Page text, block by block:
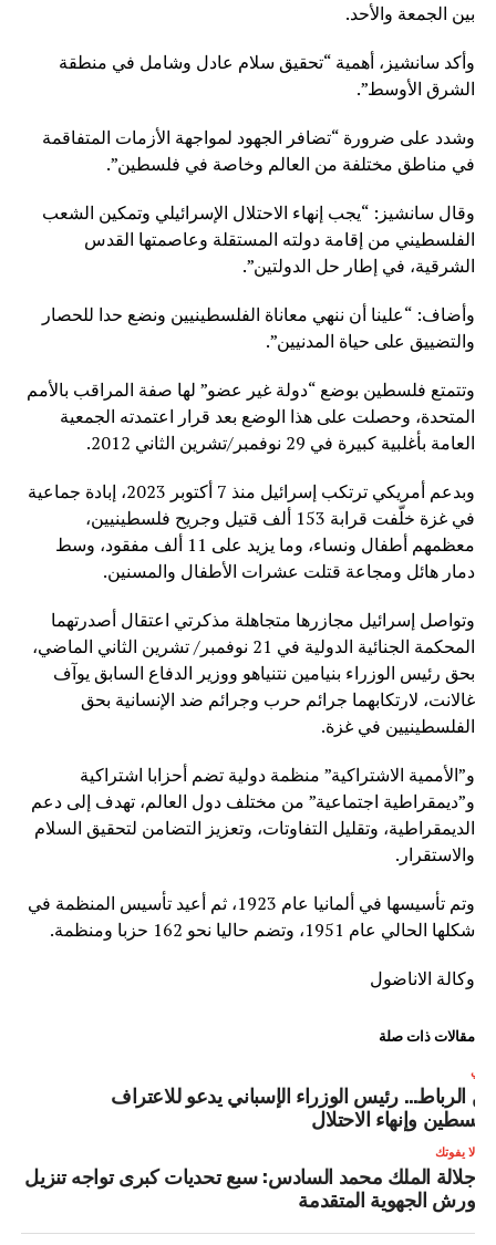
بين الجمعة والأحد.
وأكد سانشيز، أهمية “تحقيق سلام عادل وشامل في منطقة
الشرق الأوسط”.
وشدد على ضرورة “تضافر الجهود لمواجهة الأزمات المتفاقمة
في مناطق مختلفة من العالم وخاصة في فلسطين”.
وقال سانشيز: “يجب إنهاء الاحتلال الإسرائيلي وتمكين الشعب
الفلسطيني من إقامة دولته المستقلة وعاصمتها القدس
الشرقية، في إطار حل الدولتين”.
وأضاف: “علينا أن ننهي معاناة الفلسطينيين ونضع حدا للحصار
والتضييق على حياة المدنيين”.
وتتمتع فلسطين بوضع “دولة غير عضو” لها صفة المراقب بالأمم
المتحدة، وحصلت على هذا الوضع بعد قرار اعتمدته الجمعية
العامة بأغلبية كبيرة في 29 نوفمبر/تشرين الثاني 2012.
وبدعم أمريكي ترتكب إسرائيل منذ 7 أكتوبر 2023، إبادة جماعية
في غزة خلّفت قرابة 153 ألف قتيل وجريح فلسطينيين،
معظمهم أطفال ونساء، وما يزيد على 11 ألف مفقود، وسط
دمار هائل ومجاعة قتلت عشرات الأطفال والمسنين.
وتواصل إسرائيل مجازرها متجاهلة مذكرتي اعتقال أصدرتهما
المحكمة الجنائية الدولية في 21 نوفمبر/ تشرين الثاني الماضي،
بحق رئيس الوزراء بنيامين نتنياهو ووزير الدفاع السابق يوآف
غالانت، لارتكابهما جرائم حرب وجرائم ضد الإنسانية بحق
الفلسطينيين في غزة.
و”الأممية الاشتراكية” منظمة دولية تضم أحزابا اشتراكية
و”ديمقراطية اجتماعية” من مختلف دول العالم، تهدف إلى دعم
الديمقراطية، وتقليل التفاوتات، وتعزيز التضامن لتحقيق السلام
والاستقرار.
وتم تأسيسها في ألمانيا عام 1923، ثم أعيد تأسيس المنظمة في
شكلها الحالي عام 1951، وتضم حاليا نحو 162 حزبا ومنظمة.
وكالة الاناضول
مقالات ذات صلة
الرباط… رئيس الوزراء الإسباني يدعو للاعتراف
وإنهاء الاحتلال
لا يفوتك
جلالة الملك محمد السادس: سبع تحديات كبرى تواجه تنزيل
ورش الجهوية المتقدمة